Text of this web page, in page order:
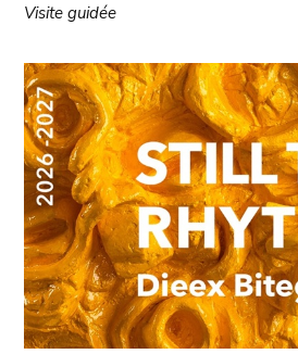
Visite guidée